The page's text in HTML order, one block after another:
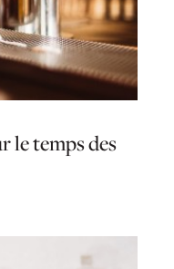
le temps des